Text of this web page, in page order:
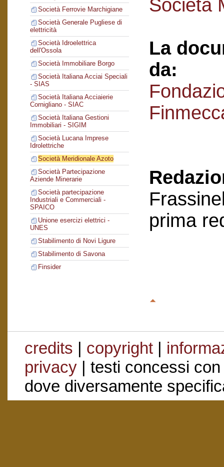
Società Ferrovie Marchigiane
Società Generale Pugliese di
elettricità
Società Idroelettrica
dell'Ossola
Società Immobiliare Borgo
Società Italiana Acciai Speciali
- SIAS
Società Italiana Acciaierie
Cornigliano - SIAC
Società Italiana Gestioni
Immobiliari - SIGIM
Società Lucana Imprese
Idrolettriche
Società Meridionale Azoto
Società Partecipazione
Aziende Minerarie
Società partecipazione
Industriali e Commerciali -
SPAICO
Unione esercizi elettrici -
UNES
Stabilimento di Novi Ligure
Stabilimento di Savona
Finsider
Società
La
da:
prima
credits | copyright|
privacy| testi concessi
dove diversamente